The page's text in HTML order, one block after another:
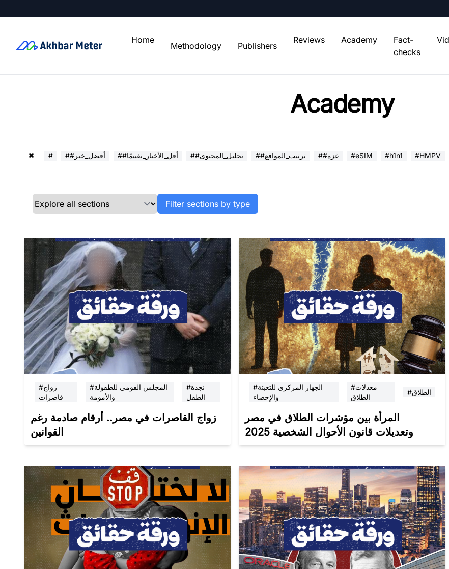
Home
Methodology Publishers
Reviews Academy
Fact-
checks
Academy
# ##أفضل_خبر ##أقل_الأخبار_تقييمًا ##تحليل_المحتوى ##ترتيب_المواقع ##غزة #eSIM #h1n1 #HMPV
Filter sections by type
#زواج
قاصرات
#المجلس القومي للطفولة
والأمومة
#نجدة
الطفل
زواج القاصرات في مصر.. أرقام صادمة رغم
القوانين
#الجهاز المركزي للتعبئة
والإحصاء
#معدلات
الطلاق
#الطلاق
المرأة بين مؤشرات الطلاق في مصر
وتعديلات قانون الأحوال الشخصية 2025